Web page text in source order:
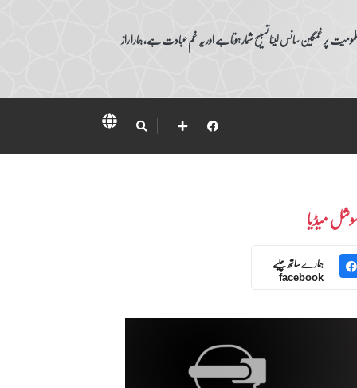
پر غمگین سانس لینا تسبیح شمار ہوتا ہے اور یہ غم عبادت ہے، ہمارا راز
میڈیا
ہمارے ساتھ چلیے
facebook